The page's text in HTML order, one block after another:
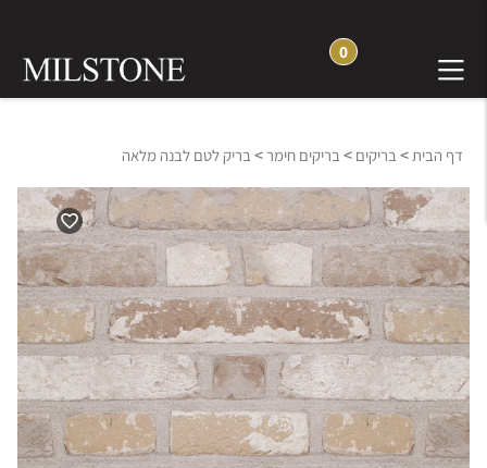
0
דף הבית> בריקים > בריקים חימר> בריק לטם לבנה מלאה